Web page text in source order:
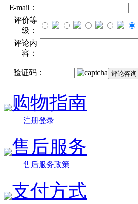
E-mail：
评价等
级：
评论内
容：
验证码：
购物指南
注册登录
售后服务
售后服务政策
支付方式